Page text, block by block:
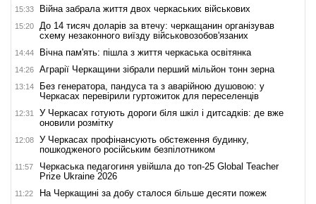
15:33 Війна забрала життя двох черкаських військових
15:20
До 14 тисяч доларів за втечу: черкащанин організував
схему незаконного виїзду військовозобов'язаних
14:44 Вічна пам'ять: пішла з життя черкаська освітянка
14:26 Аграрії Черкащини зібрали перший мільйон тонн зерна
13:14
Без генератора, пандуса та з аварійною душовою: у
Черкасах перевірили гуртожиток для переселенців
12:31
У Черкасах готують дороги біля шкіл і дитсадків: де вже
оновили розмітку
12:08
У Черкасах профінансують обстеження будинку,
пошкодженого російським безпілотником
11:57
Черкаська педагогиня увійшла до топ-25 Global Teacher
Prize Ukraine 2026
11:22 На Черкащині за добу сталося більше десяти пожеж